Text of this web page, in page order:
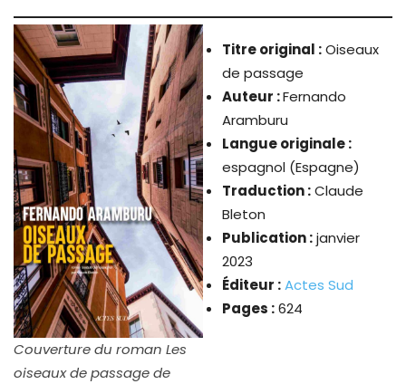
Couverture du roman Les
oiseaux de passage de
Titre original :Oiseaux
de passage
Auteur :Fernando
Aramburu
Langue originale :
espagnol (Espagne)
Traduction :Claude
Bleton
Publication :janvier
2023
Éditeur :Actes Sud
Pages :624